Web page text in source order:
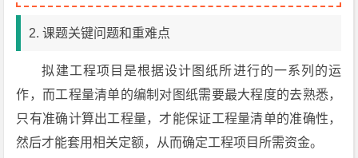
2. 课题关键问题和重难点
拟建工程项目是根据设计图纸所进行的一系列的运
作，而工程量清单的编制对图纸需要最大程度的去熟悉，
只有准确计算出工程量，才能保证工程量清单的准确性，
然后才能套用相关定额，从而确定工程项目所需资金。